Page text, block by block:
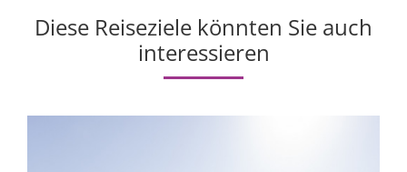
Diese Reiseziele könnten Sie auch
interessieren